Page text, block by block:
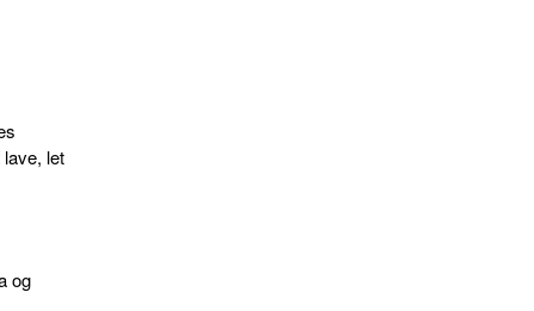
let
og